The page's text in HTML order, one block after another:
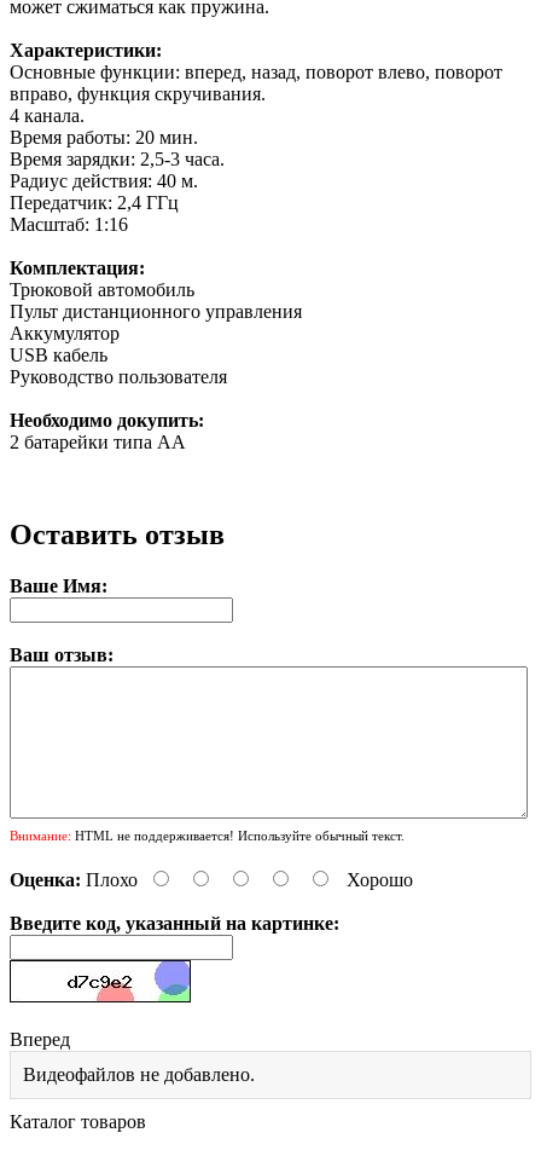
может сжиматься как пружина.
Характеристики:
Основные функции: вперед, назад, поворот влево, поворот
вправо, функция скручивания.
4 канала.
Время работы: 20 мин.
Время зарядки: 2,5-3 часа.
Радиус действия: 40 м.
Передатчик: 2,4 ГГц
Масштаб: 1:16
Комплектация:
Трюковой автомобиль
Пульт дистанционного управления
Аккумулятор
USB кабель
Руководство пользователя
Необходимо докупить:
2 батарейки типа АА
Оставить отзыв
Ваше Имя:
Ваш отзыв:
Внимание: HTML не поддерживается! Используйте обычный текст.
Оценка: Плохо Хорошо
Введите код, указанный на картинке:
Вперед
Видеофайлов не добавлено.
Каталог товаров